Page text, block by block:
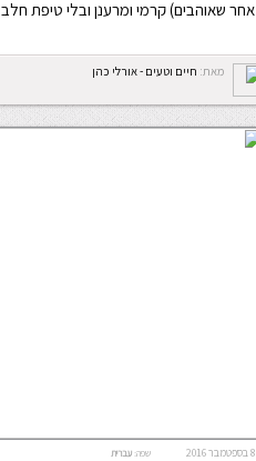
אחר שאוהבים) קרמי ומרענן ובלי טיפת חלב
מאת: חיים וטעים - אורלי כהן
8 בספטמבר 2016 שפה: עברית